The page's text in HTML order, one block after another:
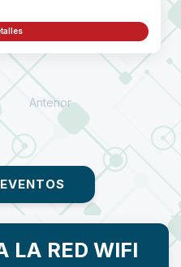
Anterior
LA RED WIFI